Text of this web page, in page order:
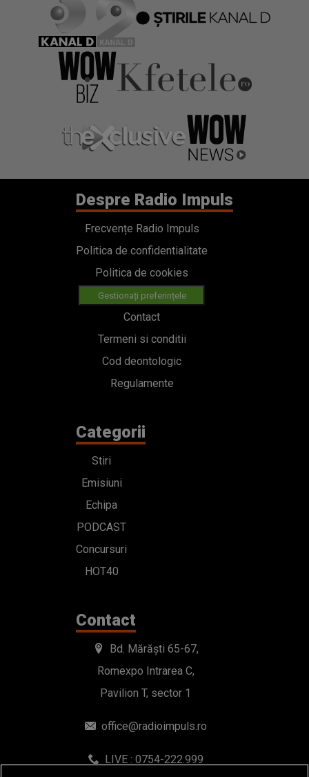
Despre Radio Impuls
Frecvențe Radio Impuls
Politica de confidentialitate
Politica de cookies
Gestionați preferințele
Contact
Termeni si conditii
Cod deontologic
Regulamente
Categorii
Stiri
Emisiuni
Echipa
PODCAST
Concursuri
HOT40
Contact
Bd. Mărăști 65-67,
Romexpo Intrarea C,
Pavilion T, sector 1
office@radioimpuls.ro
LIVE : 0754-222.999